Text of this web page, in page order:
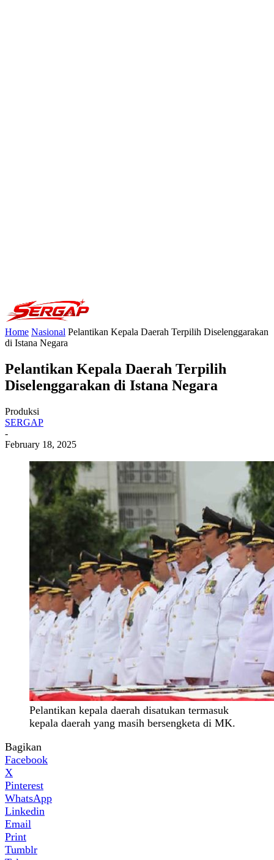
Home Nasional Pelantikan Kepala Daerah Terpilih Diselenggarakan
di Istana Negara
Pelantikan Kepala Daerah Terpilih
Diselenggarakan di Istana Negara
Produksi
SERGAP
-
February 18, 2025
Pelantikan kepala daerah disatukan termasuk
kepala daerah yang masih bersengketa di MK.
Bagikan
Facebook
X
Pinterest
WhatsApp
Linkedin
Email
Print
Tumblr